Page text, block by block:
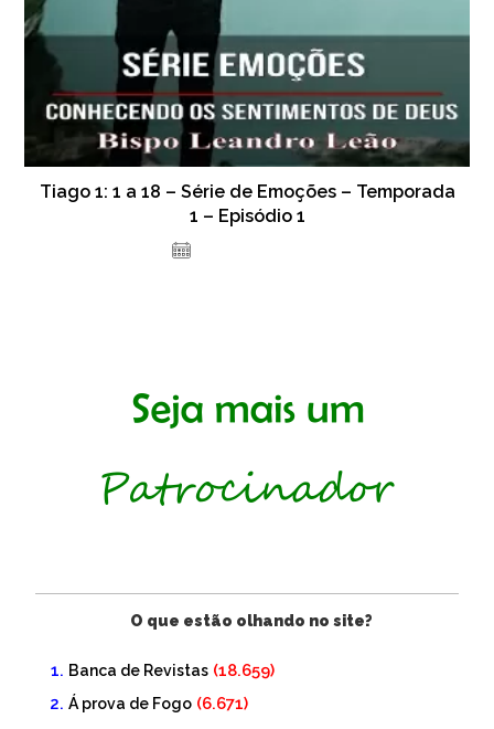
Tiago 1: 1 a 18 – Série de Emoções – Temporada
1 – Episódio 1
O que estão olhando no site?
Banca de Revistas (18.659)
Á prova de Fogo (6.671)